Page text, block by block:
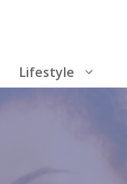
Lifestyle